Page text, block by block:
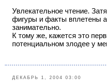
Увлекательное чтение.
фигуры и факты вплетены
занимательно.
К тому же, кажется это
потенциальном злодее у
ДЕКАБРЬ 1, 2004 03:00